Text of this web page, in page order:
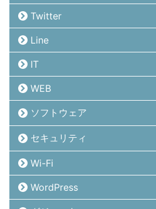
Twitter
Line
IT
WEB
ソフトウェア
セキュリティ
Wi-Fi
WordPress